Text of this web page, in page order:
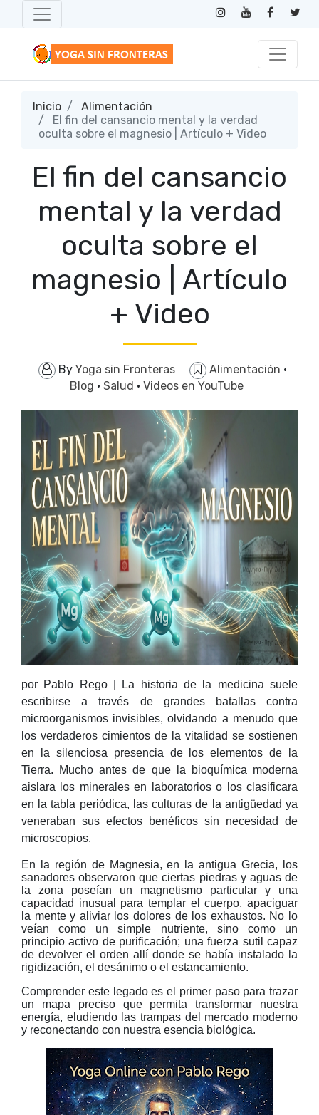
Inicio
Alimentación
El fin del cansancio mental y la verdad
oculta sobre el magnesio | Artículo + Video
El fin del cansancio
mental y la verdad
oculta sobre el
magnesio | Artículo
+ Video
By Yoga sin Fronteras Alimentación ·
Blog · Salud · Videos en YouTube
por Pablo Rego | La historia de la medicina suele
escribirse a través de grandes batallas contra
microorganismos invisibles, olvidando a menudo que
los verdaderos cimientos de la vitalidad se sostienen
en la silenciosa presencia de los elementos de la
Tierra. Mucho antes de que la bioquímica moderna
aislara los minerales en laboratorios o los clasificara
en la tabla periódica, las culturas de la antigüedad ya
veneraban sus efectos benéficos sin necesidad de
microscopios.
En la región de Magnesia, en la antigua Grecia, los
sanadores observaron que ciertas piedras y aguas de
la zona poseían un magnetismo particular y una
capacidad inusual para templar el cuerpo, apaciguar
la mente y aliviar los dolores de los exhaustos. No lo
veían como un simple nutriente, sino como un
principio activo de purificación; una fuerza sutil capaz
de devolver el orden allí donde se había instalado la
rigidización, el desánimo o el estancamiento.
Comprender este legado es el primer paso para trazar
un mapa preciso que permita transformar nuestra
energía, eludiendo las trampas del mercado moderno
y reconectando con nuestra esencia biológica.